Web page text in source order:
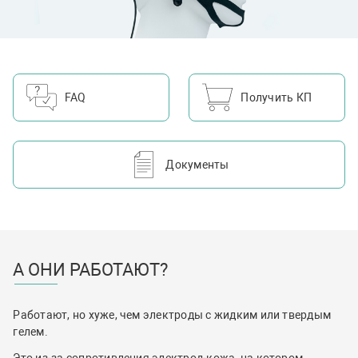
• средний размер со штифтами длиной 5 мм (более
• длинные со шпильками длиной 8 мм (для густых волос).
Подробнее о датчиках SoftPulse™ на сайте Datwyler:
Электроды MCScap-DrA1 и MCScap-DrP1 могут быть
предварительно установлены в электродный шлем MCScap
DRY с общим разъемом.
FAQ Получить КП
Документы
А ОНИ РАБОТАЮТ?
Работают, но хуже, чем электроды с жидким или твердым
гелем.